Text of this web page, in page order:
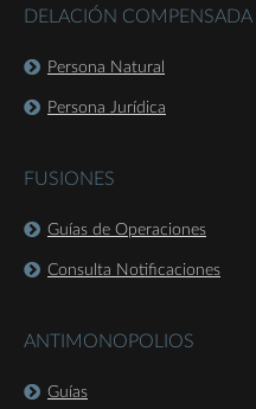
DELACIÓN COMPENSADA
Persona Natural
Persona Jurídica
FUSIONES
Guías de Operaciones
Consulta Notificaciones
ANTIMONOPOLIOS
Guías